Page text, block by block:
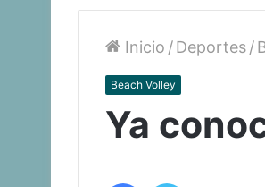
Inicio /Deportes/
Beach Volley
Ya